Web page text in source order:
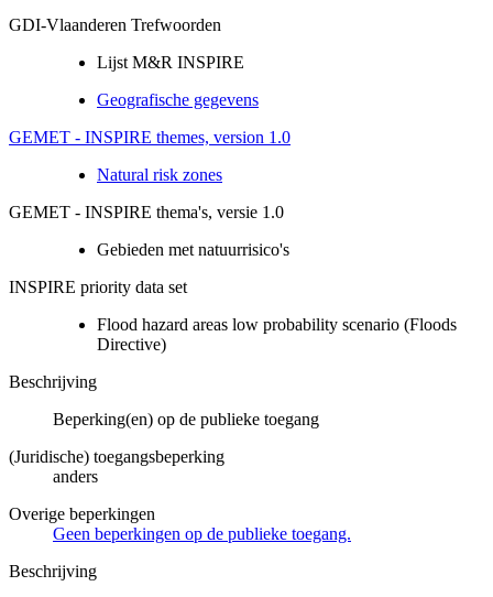
GDI-Vlaanderen Trefwoorden
Lijst M&R INSPIRE
Geografische gegevens
GEMET - INSPIRE themes, version 1.0
Natural risk zones
GEMET - INSPIRE thema's, versie 1.0
Gebieden met natuurrisico's
INSPIRE priority data set
Flood hazard areas low probability scenario (Floods
Directive)
Beschrijving
Beperking(en) op de publieke toegang
(Juridische) toegangsbeperking
anders
Overige beperkingen
Geen beperkingen op de publieke toegang.
Beschrijving